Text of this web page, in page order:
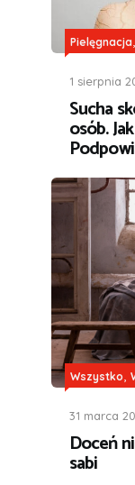
Pielęgnacja,
1 sierpnia
Sucha
osób.
Wszystko
31 marca
Doceń
sabi